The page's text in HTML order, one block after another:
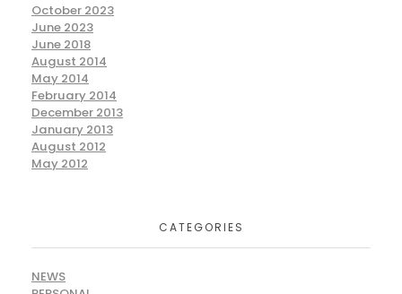
October 2023
June 2023
June 2018
August 2014
May 2014
February 2014
December 2013
January 2013
August 2012
May 2012
CATEGORIES
NEWS